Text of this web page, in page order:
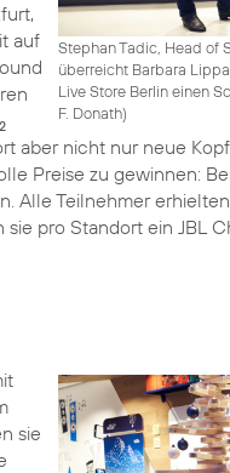
Stephan Tadic, Head of
überreicht Barbara
Live Store Berlin einen
F. Donath)
auf
2
aber nicht nur neue
Preise zu gewinnen:
Alle Teilnehmer
sie pro Standort ein JBL
sie